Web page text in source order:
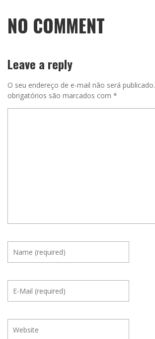
NO COMMENT
Leave a reply
O seu endereço de e-mail não será publicado.
obrigatórios são marcados com *